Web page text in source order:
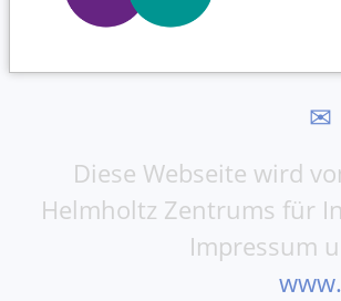
✉
Diese Webseite wird
Helmholtz Zentrums für
Impressum